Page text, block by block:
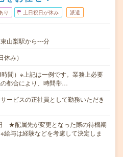
り 土日祝日が休み 派遣
山梨駅から---分
み）
間）※上記は一例です。業務上必要
都合により、時間帯…
ービスの正社員として勤務いただき
★配属先が変更となった際の待機期
与は経験などを考慮して決定しま